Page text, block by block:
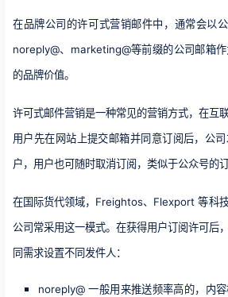
在品牌公司的许可式营销邮件中，通常会以
noreply@、marketing@等前缀的公司邮箱
的品牌价值。​
许可式邮件营销是一种常见的营销方式，在互
用户先在网站上提交邮箱并同意订阅后，公
户，用户也可随时取消订阅，类似于公众号的订
在国际货代领域，Freightos、Flexport 等科
公司常采用这一模式。在获得用户订阅许可后
同需求设置不同发件人：
noreply@ 一般用来推送频率高的，内